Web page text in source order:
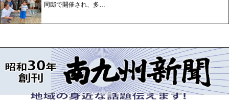
同邸で開催され、多…